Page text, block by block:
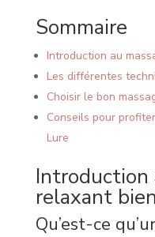
Sommaire
Introduction au
Les différentes
Choisir le bon
Conseils pour
Lure
Introduction
relaxant
Qu’est-ce